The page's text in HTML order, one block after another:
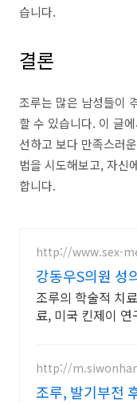
습니다.
결론
조루는 많은 남성들이
할 수 있습니다. 이 글
선하고 보다 만족스러
법을 시도해보고, 자신
합니다.
http://www.sex-
강동우S의원 성
조루의 학술적 치
료, 미국 킨제이 연
http://
조루, 발기부전